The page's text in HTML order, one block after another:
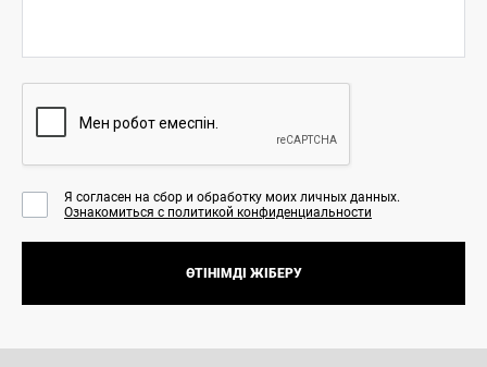
Я согласен на сбор и обработку моих личных данных.
Ознакомиться с политикой конфиденциальности
ӨТІНІМДІ ЖІБЕРУ